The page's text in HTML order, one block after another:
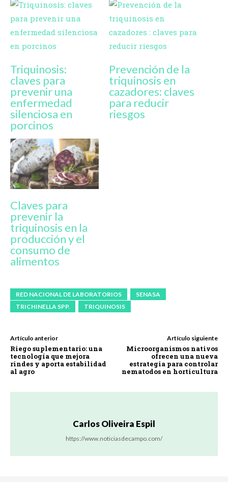
Triquinosis:
claves para
prevenir una
enfermedad
silenciosa en
porcinos
Prevención de la
triquinosis en
cazadores: claves
para reducir
riesgos
Claves para
prevenir la
triquinosis en la
producción y el
consumo de
alimentos
RED NACIONAL DE LABORATORIOS
SENASA
TRICHINELLA SPP.
TRIQUINOSIS
Artículo anterior
Riego suplementario: una
tecnología que mejora
rindes y aporta estabilidad
al agro
Artículo siguiente
Microorganismos nativos
ofrecen una nueva
estrategia para controlar
nematodos en horticultura
Carlos Oliveira Espil
https://www.noticiasdecampo.com/